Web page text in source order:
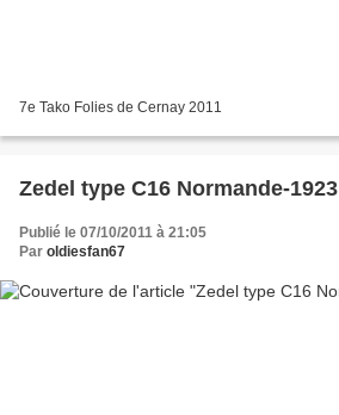
7e Tako Folies de Cernay 2011
Zedel type C16 Normande-1923
Publié le 07/10/2011 à 21:05
Par oldiesfan67